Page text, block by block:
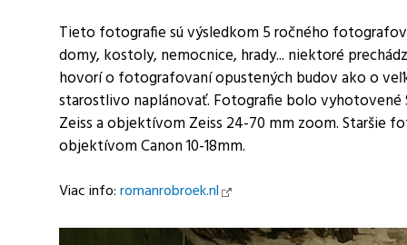
Tieto fotografie sú výsledkom 5 ročného
domy, kostoly, nemocnice, hrady... niektoré
hovorí o fotografovaní opustených budov ako o
starostlivo naplánovať. Fotografie bolo vyhotovené
Zeiss a objektívom Zeiss 24-70 mm zoom. Staršie
objektívom Canon 10-18mm.
Viac info:romanrobroek.nl